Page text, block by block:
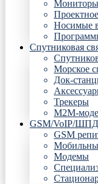
Мониторы
Носимые
Спутниковая
Морское
Док-
Трекеры
М2М-
GSM/VoIP/ШПД
GSM
Модемы